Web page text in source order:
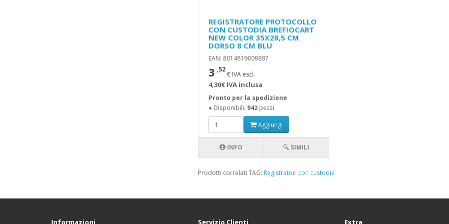
REGISTRATORE PROTOCOLLO
CON CUSTODIA BREFIOCART
NEW COLOR 35X28,5 CM
DORSO 8 CM BLU
EAN: 8014819009897
3 ,52
€ IVA escl.
4,30€ IVA inclusa
Pronto per la spedizione
●Disponibili: 942pezzi
Aggiungi
INFO 🔍 SIMILI
Prodotti correlati TAG: Registratori con custodia
Informazioni Servizio Clienti Extra